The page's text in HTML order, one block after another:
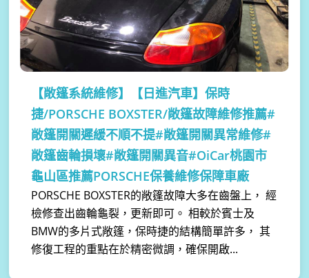
【敞篷系統維修】
【日進汽車】保時
捷/PORSCHE BOXSTER/敞篷故障維修推薦#
敞篷開關遲緩不順不提#敞篷開關異常維修#
敞篷齒輪損壞#敞篷開關異音#OiCar桃園市
龜山區推薦PORSCHE保養維修保障車廠
PORSCHE BOXSTER的敞篷故障大多在齒盤上， 經
檢修查出齒輪龜裂，更新即可。 相較於賓士及
BMW的多片式敞篷，保時捷的結構簡單許多， 其
修復工程的重點在於精密微調，確保開啟...